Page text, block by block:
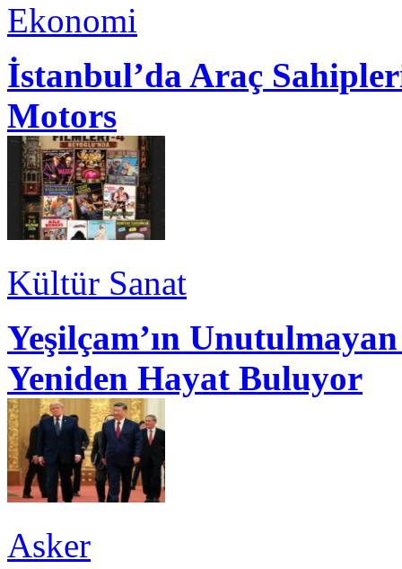
Ekonomi
İstanbul’da Araç
Motors
Kültür Sanat
Yeşilçam’ın
Yeniden Hayat Buluyor
Asker